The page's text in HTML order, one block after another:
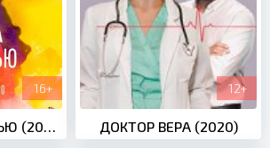
16+ 12+
ДОКТОР ВЕРА (2020)